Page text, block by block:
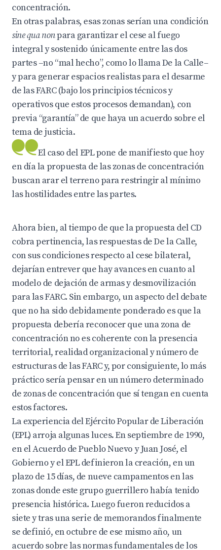
concentración.
En otras palabras, esas zonas serían una condición
sine qua nonpara garantizar el cese al fuego
integral y sostenido únicamente entre las dos
partes –no “mal hecho”, como lo llama De la Calle–
y para generar espacios realistas para el desarme
de las FARC (bajo los principios técnicos y
operativos que estos procesos demandan), con
previa “garantía” de que haya un acuerdo sobre el
tema de justicia.
El caso del EPL pone de manifiesto que hoy
en día la propuesta de las zonas de concentración
buscan arar el terreno para restringir al mínimo
las hostilidades entre las partes.
Ahora bien, al tiempo de que la propuesta del CD
cobra pertinencia, las respuestas de De la Calle,
con sus condiciones respecto al cese bilateral,
dejarían entrever que hay avances en cuanto al
modelo de dejación de armas y desmovilización
para las FARC. Sin embargo, un aspecto del debate
que no ha sido debidamente ponderado es que la
propuesta debería reconocer que una zona de
concentración no es coherente con la presencia
territorial, realidad organizacional y número de
estructuras de las FARC y, por consiguiente, lo más
práctico sería pensar en un número determinado
de zonas de concentración que sí tengan en cuenta
estos factores.
La experiencia del Ejército Popular de Liberación
(EPL) arroja algunas luces. En septiembre de 1990,
en el Acuerdo de Pueblo Nuevo y Juan José, el
Gobierno y el EPL definieron la creación, en un
plazo de 15 días, de nueve campamentos en las
zonas donde este grupo guerrillero había tenido
presencia histórica. Luego fueron reducidos a
siete y tras una serie de memorandos finalmente
se definió, en octubre de ese mismo año, un
acuerdo sobre las normas fundamentales de los